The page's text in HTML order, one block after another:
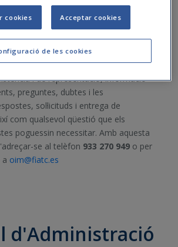
entre el mutualista i la mútua,
i desenvolupament de les
oficina es canalitzaran les sol·licituds
i de representació, informació
preguntes, dubtes i les
sol·licituds i entrega de
com qualsevol qüestió que els
poguessin necessitar. Amb aquesta
se al telèfon 933 270 949 o per
oim@fiatc.es
d'Administració
de les cookies
cookies Acceptar cookies